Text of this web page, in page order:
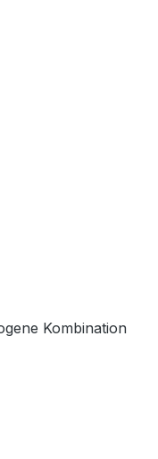
Kombination